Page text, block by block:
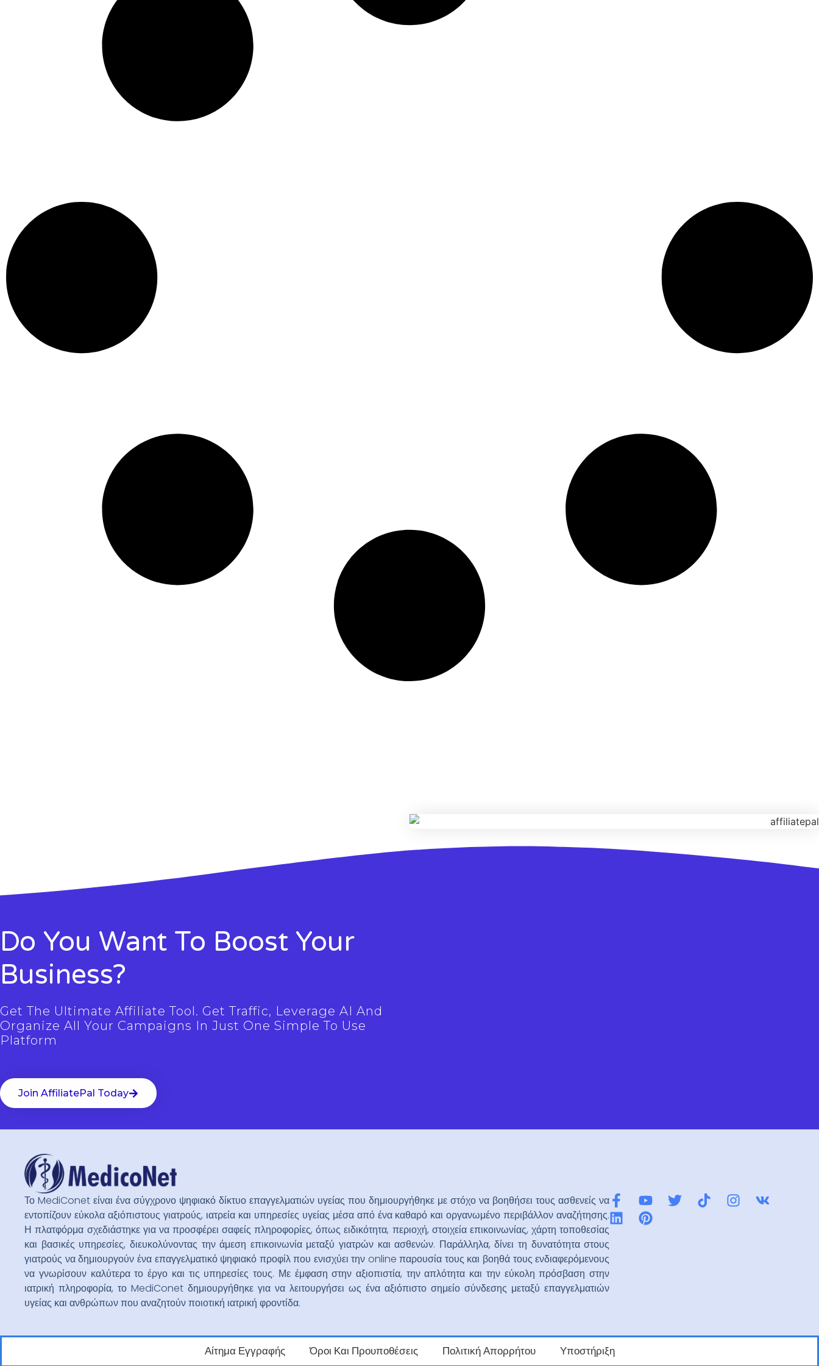
Do You Want To Boost Your
Business?
Get The Ultimate Affiliate Tool. Get Traffic, Leverage AI And
Organize All Your Campaigns In Just One Simple To Use
Platform
Join AffiliatePal Today
Το MediConet είναι ένα σύγχρονο ψηφιακό δίκτυο επαγγελματιών υγείας που δημιουργήθηκε με στόχο να βοηθήσει τους ασθενείς να
εντοπίζουν εύκολα αξιόπιστους γιατρούς, ιατρεία και υπηρεσίες υγείας μέσα από ένα καθαρό και οργανωμένο περιβάλλον αναζήτησης.
Η πλατφόρμα σχεδιάστηκε για να προσφέρει σαφείς πληροφορίες, όπως ειδικότητα, περιοχή, στοιχεία επικοινωνίας, χάρτη τοποθεσίας
και βασικές υπηρεσίες, διευκολύνοντας την άμεση επικοινωνία μεταξύ γιατρών και ασθενών. Παράλληλα, δίνει τη δυνατότητα στους
γιατρούς να δημιουργούν ένα επαγγελματικό ψηφιακό προφίλ που ενισχύει την online παρουσία τους και βοηθά τους ενδιαφερόμενους
να γνωρίσουν καλύτερα το έργο και τις υπηρεσίες τους. Με έμφαση στην αξιοπιστία, την απλότητα και την εύκολη πρόσβαση στην
ιατρική πληροφορία, το MediConet δημιουργήθηκε για να λειτουργήσει ως ένα αξιόπιστο σημείο σύνδεσης μεταξύ επαγγελματιών
υγείας και ανθρώπων που αναζητούν ποιοτική ιατρική φροντίδα.
Αίτημα Εγγραφής Όροι Και Προυποθέσεις Πολιτική Απορρήτου Υποστήριξη